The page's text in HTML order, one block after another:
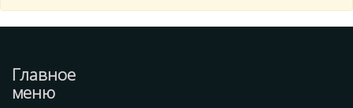
Главное
меню